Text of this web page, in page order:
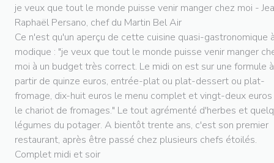
je veux que tout le monde puisse venir manger chez moi -
Raphaël Persano, chef du Martin Bel Air
Ce n'est qu'un aperçu de cette cuisine quasi-gastronomique
modique : "je veux que tout le monde puisse venir manger
moi à un budget très correct. Le midi on est sur une formule à
partir de quinze euros, entrée-plat ou plat-dessert ou plat-
fromage, dix-huit euros le menu complet et vingt-deux
le chariot de fromages." Le tout agrémenté d'herbes et
légumes du potager. A bientôt trente ans, c'est son premier
restaurant, après être passé chez plusieurs chefs étoilés.
Complet midi et soir